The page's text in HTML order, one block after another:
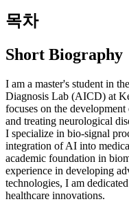
목차
Short Biography
I am a master's student in
Diagnosis Lab (AICD) at
focuses on the
and treating neurological
I specialize in bio-signal
integration of AI into
academic foundation in
experience in developing
technologies, I am
healthcare innovations.